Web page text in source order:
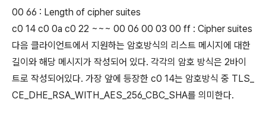
00 66 : Length of cipher suites
c0 14 c0 0a c0 22 ~~~ 00 06 00 03 00 ff : Cipher suites
다음 클라이언트에서 지원하는 암호방식의 리스트 메시지에 대한
길이와 해당 메시지가 작성되어 있다. 각각의 암호 방식은 2바이
트로 작성되어있다. 가장 앞에 등장한 c0 14는 암호방식 중 TLS_
CE_DHE_RSA_WITH_AES_256_CBC_SHA를 의미한다.